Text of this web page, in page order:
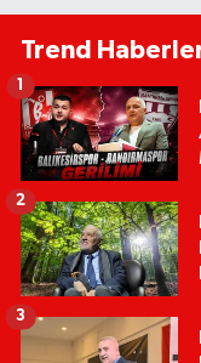
Trend
1
2
3